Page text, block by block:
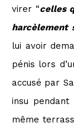
virer “celles
harcèlement
lui avoir
pénis lors
accusé par
insu
même